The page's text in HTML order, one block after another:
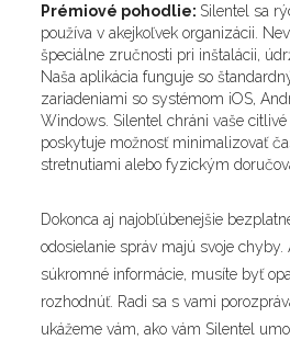
Prémiové pohodlie: Silentel sa
používa v akejkoľvek organizácii.
špeciálne zručnosti pri inštalácii,
Naša aplikácia funguje so
zariadeniami so systémom iOS,
Windows. Silentel chráni vaše
poskytuje možnosť minimalizovať
stretnutiami alebo fyzickým
Dokonca aj najobľúbenejšie
odosielanie správ majú svoje chyby.
súkromné informácie, musíte byť
rozhodnúť. Radi sa s vami
ukážeme vám, ako vám Silentel